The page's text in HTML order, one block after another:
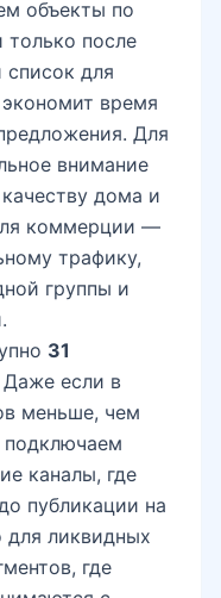
объекты по
только после
для
время
Для
внимание
дома и
коммерции —
трафику,
группы и
31
Даже если в
меньше, чем
каналы, где
публикации на
ликвидных
где